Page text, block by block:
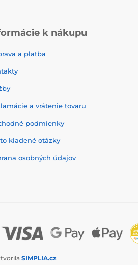
k nákupu
a platba
a vrátenie tovaru
podmienky
kladené otázky
osobných údajov
SIMPLIA.cz